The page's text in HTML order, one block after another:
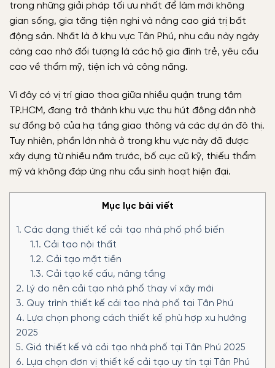
trong những giải pháp tối ưu nhất để làm mới không
gian sống, gia tăng tiện nghi và nâng cao giá trị bất
động sản. Nhất là ở khu vực Tân Phú, nhu cầu này ngày
càng cao nhờ đối tượng là các hộ gia đình trẻ, yêu cầu
cao về thẩm mỹ, tiện ích và công năng.
Vì đây có vị trí giao thoa giữa nhiều quận trung tâm
TP.HCM, đang trở thành khu vực thu hút đông dân nhờ
sự đồng bộ của hạ tầng giao thông và các dự án đô thị.
Tuy nhiên, phần lớn nhà ở trong khu vực này đã được
xây dựng từ nhiều năm trước, bố cục cũ kỹ, thiếu thẩm
mỹ và không đáp ứng nhu cầu sinh hoạt hiện đại.
Mục lục bài viết
1. Các dạng thiết kế cải tạo nhà phố phổ biến
1.1. Cải tạo nội thất
1.2. Cải tạo mặt tiền
1.3. Cải tạo kế cấu, nâng tầng
2. Lý do nên cải tạo nhà phố thay vì xây mới
3. Quy trình thiết kế cải tạo nhà phố tại Tân Phú
4. Lựa chọn phong cách thiết kế phù hợp xu hướng
2025
5. Giá thiết kế và cải tạo nhà phố tại Tân Phú 2025
6. Lựa chọn đơn vị thiết kế cải tạo uy tín tại Tân Phú